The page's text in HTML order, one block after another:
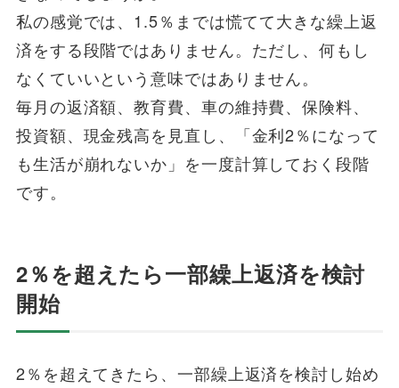
私の感覚では、1.5％までは慌てて大きな繰上返
済をする段階ではありません。ただし、何もし
なくていいという意味ではありません。
毎月の返済額、教育費、車の維持費、保険料、
投資額、現金残高を見直し、「金利2％になって
も生活が崩れないか」を一度計算しておく段階
です。
2％を超えたら一部繰上返済を検討
開始
2％を超えてきたら、一部繰上返済を検討し始め